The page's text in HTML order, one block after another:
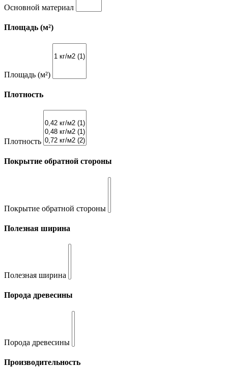
Основной материал
Площадь (м²)
Площадь (м²)
Плотность
Плотность
Покрытие обратной стороны
Покрытие обратной стороны
Полезная ширина
Полезная ширина
Порода древесины
Порода древесины
Производительность